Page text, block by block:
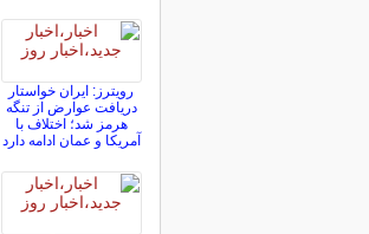
رویترز: ایران خواستار
دریافت عوارض از تنگه
هرمز شد؛ اختلاف با
آمریکا و عمان ادامه دارد